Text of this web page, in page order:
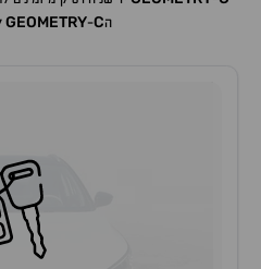
ה
GEOMETRY-C